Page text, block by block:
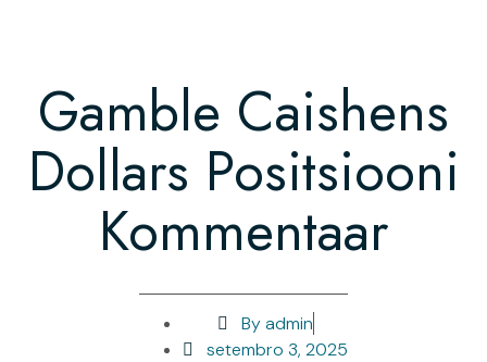
Gamble Caishens
Dollars Positsiooni
Kommentaar
Byadmin
setembro 3, 2025